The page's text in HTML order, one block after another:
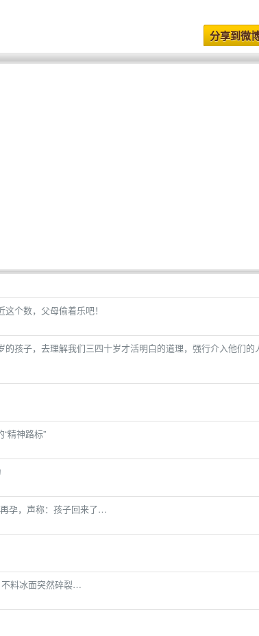
分享到微
个数，父母偷着乐吧！
孩子，去理解我们三四十岁才活明白的道理，强行介入他们的
精神路标”
孕，声称：孩子回来了…
料冰面突然碎裂…